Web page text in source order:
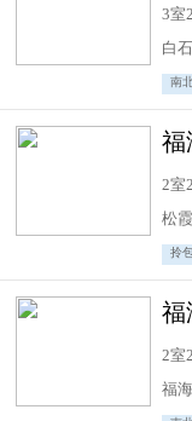
3室
白
南
2室
松
拎
福
2室
福